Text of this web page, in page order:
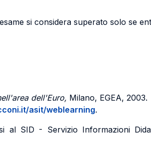
si considera superato solo se
dell'Euro, Milano, EGEA, 2003.
asit/weblearning.
al SID - Servizio Informazioni